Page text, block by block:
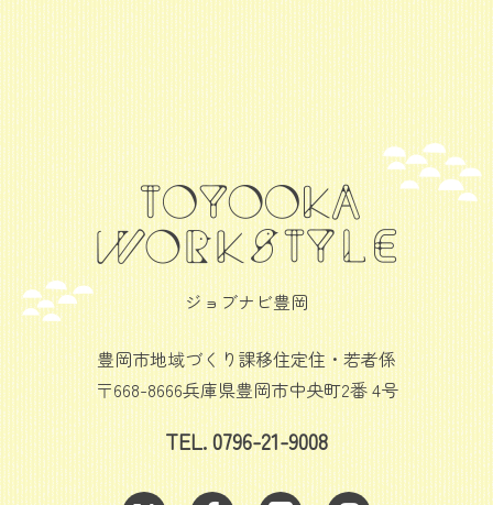
ジョブナビ豊岡
豊岡市地域づくり課移住定住・若者係
〒668-8666兵庫県豊岡市中央町2番 4号
TEL. 0796-21-9008